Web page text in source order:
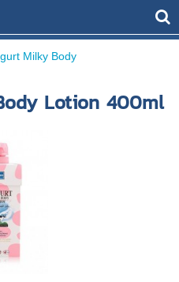
Milky Body
Lotion 400ml